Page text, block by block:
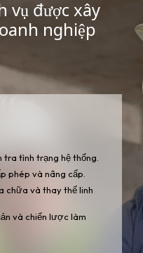
vụ được xây
nghiệp
tra tình trạng hệ thống.
phép và nâng cấp.
chữa và thay thế linh
và chiến lược làm